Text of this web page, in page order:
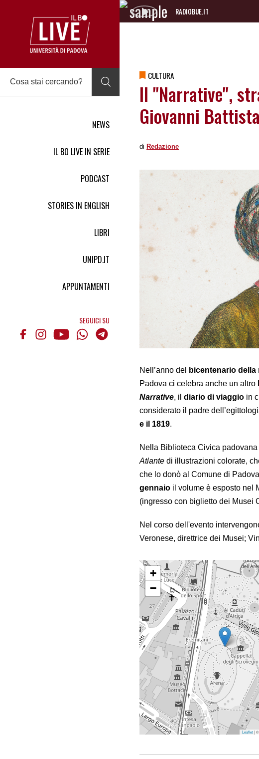
NEWS
IL BO LIVE IN SERIE
PODCAST
STORIES IN ENGLISH
LIBRI
UNIPD.IT
APPUNTAMENTI
SEGUICI SU
RADIOBUE.IT
Audio
CULTURA
Il "Narrative",
Giovanni
di Redazione
Nell’anno del bicentenario
Padova ci celebra anche un altro
Narrative, il diario di viaggio in
considerato il padre
e il 1819.
Nella Biblioteca Civica padovana
Atlante di illustrazioni colorate,
che lo donò al Comune di
gennaio il volume è esposto nel
(ingresso con biglietto dei Musei
Nel corso dell'evento
Veronese, direttrice dei Musei;
+
−
Leaflet|